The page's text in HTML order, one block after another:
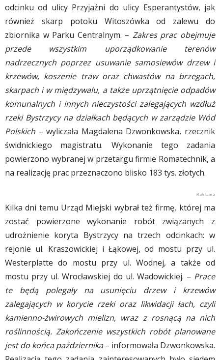
odcinku od ulicy Przyjaźni do ulicy Esperantystów, jak
również skarp potoku Witoszówka od zalewu do
zbiornika w Parku Centralnym. – Zakres prac obejmuje
przede wszystkim uporządkowanie terenów
nadrzecznych poprzez usuwanie samosiewów drzew i
krzewów, koszenie traw oraz chwastów na brzegach,
skarpach i w międzywalu, a także uprzątnięcie odpadów
komunalnych i innych nieczystości zalegających wzdłuż
rzeki Bystrzycy na działkach będących w zarządzie Wód
Polskich – wyliczała Magdalena Dzwonkowska, rzecznik
świdnickiego magistratu. Wykonanie tego zadania
powierzono wybranej w przetargu firmie Romatechnik, a
na realizację prac przeznaczono blisko 183 tys. złotych.
Kilka dni temu Urząd Miejski wybrał też firmę, której ma
zostać powierzone wykonanie robót związanych z
udrożnienie koryta Bystrzycy na trzech odcinkach: w
rejonie ul. Kraszowickiej i Łąkowej, od mostu przy ul.
Westerplatte do mostu przy ul. Wodnej, a także od
mostu przy ul. Wrocławskiej do ul. Wadowickiej. – Prace
te będą polegały na usunięciu drzew i krzewów
zalegających w korycie rzeki oraz likwidacji łach, czyli
kamienno-żwirowych mielizn, wraz z rosnącą na nich
roślinnością. Zakończenie wszystkich robót planowane
jest do końca października– informowała Dzwonkowska.